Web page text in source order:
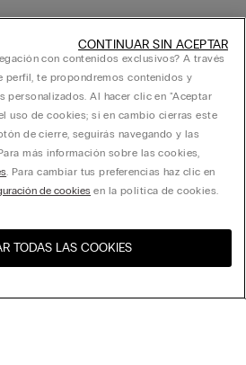
United States
con contenidos exclusivos? A través
perfil, te propondremos contenidos y
personalizados. Al hacer clic en "Aceptar
uso de cookies; si en cambio cierras este
de cierre, seguirás navegando y las
más información sobre las cookies,
. Para cambiar tus preferencias haz clic en
de cookies en la política de cookies.
TODAS LAS COOKIES
CONTINUAR SIN ACEPTAR